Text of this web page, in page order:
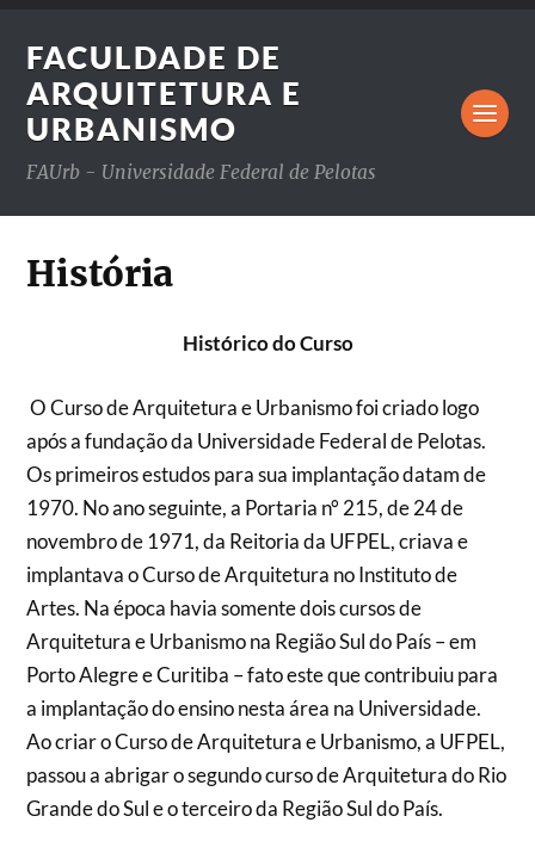
FACULDADE DE
ARQUITETURA E
URBANISMO
FAUrb - Universidade Federal de Pelotas
História
Histórico do Curso
O Curso de Arquitetura e Urbanismo foi criado logo
após a fundação da Universidade Federal de Pelotas.
Os primeiros estudos para sua implantação datam de
1970. No ano seguinte, a Portaria n° 215, de 24 de
novembro de 1971, da Reitoria da UFPEL, criava e
implantava o Curso de Arquitetura no Instituto de
Artes. Na época havia somente dois cursos de
Arquitetura e Urbanismo na Região Sul do País – em
Porto Alegre e Curitiba – fato este que contribuiu para
a implantação do ensino nesta área na Universidade.
Ao criar o Curso de Arquitetura e Urbanismo, a UFPEL,
passou a abrigar o segundo curso de Arquitetura do Rio
Grande do Sul e o terceiro da Região Sul do País.